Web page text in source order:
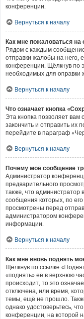
конференции.
Вернуться к началу
Как мне пожаловаться на
Рядом с каждым
отправки жалобы на него,
конференции. Щёлкнув по
необходимых для
Вернуться к началу
Что означает кнопка
Эта кнопка позволяет вам
закончить и отправить их
перейдите в параграф
Вернуться к началу
Почему моё сообщение
Администратор
предварительного
также, что администратор
сообщения которых, по
просмотрены перед
администратором
информации.
Вернуться к началу
Как мне вновь поднять
Щёлкнув по ссылке
«поднять» её в верхнюю
происходит, то это
отключена, или время,
темы, ещё не прошло.
однако удостоверьтесь,
конференции, на которой